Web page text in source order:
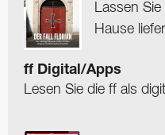
Lassen
Hause
ff Digital/Apps
Lesen Sie die ff als